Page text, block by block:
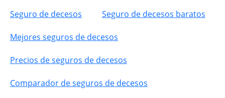
Seguro de decesos Seguro de decesos baratos
Mejores seguros de decesos
Precios de seguros de decesos
Comparador de seguros de decesos